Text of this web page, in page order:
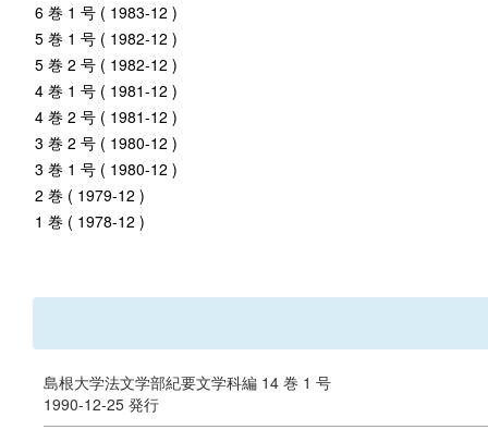
6 巻 1 号 ( 1983-12 )
5 巻 1 号 ( 1982-12 )
5 巻 2 号 ( 1982-12 )
4 巻 1 号 ( 1981-12 )
4 巻 2 号 ( 1981-12 )
3 巻 2 号 ( 1980-12 )
3 巻 1 号 ( 1980-12 )
2 巻 ( 1979-12 )
1 巻 ( 1978-12 )
島根大学法文学部紀要文学科編 14 巻 1 号
1990-12-25 発行